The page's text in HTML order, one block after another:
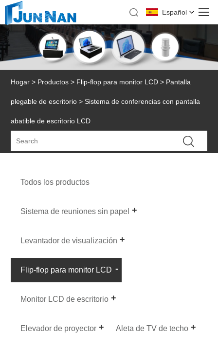
Español
Hogar > Productos > Flip-flop para monitor LCD > Pantalla
plegable de escritorio > Sistema de conferencias con pantalla
abatible de escritorio LCD
Todos los productos
Sistema de reuniones sin papel
Levantador de visualización
Flip-flop para monitor LCD
Monitor LCD de escritorio
Elevador de proyector Aleta de TV de techo